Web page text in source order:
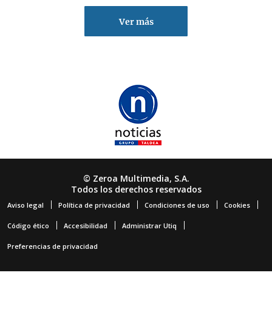
Ver más
© Zeroa Multimedia, S.A.
Todos los derechos reservados
Aviso legal Política de privacidad Condiciones de uso Cookies
Código ético Accesibilidad Administrar Utiq
Preferencias de privacidad